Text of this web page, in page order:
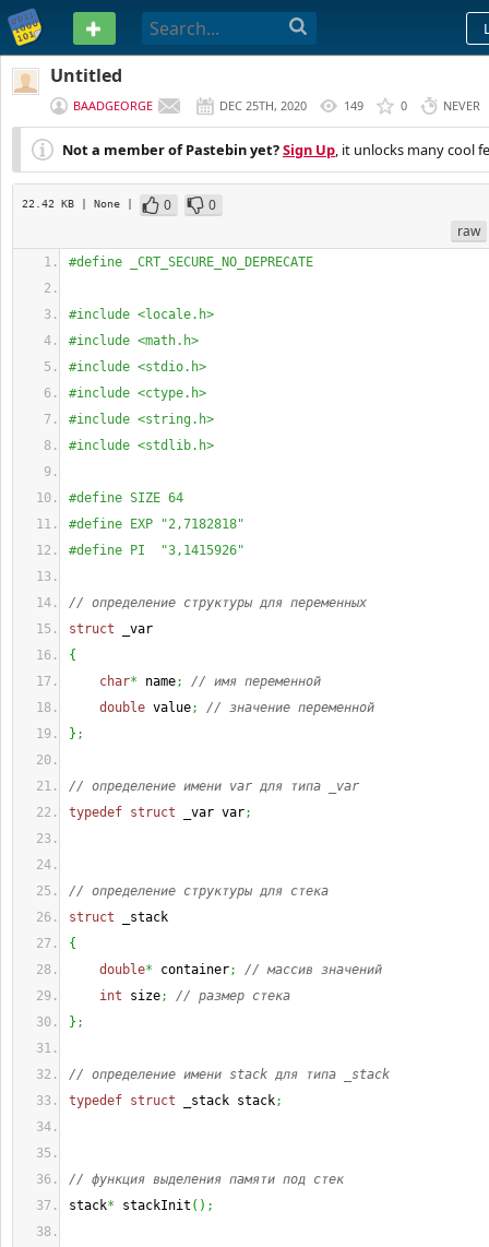
PASTEBIN
Untitled
BAADGEORGE DEC 25TH, 2020 149 0 NEVER
Not a member of Pastebin yet?Sign Up, it unlocks many cool
22.42 KB | None | 0
0
raw
#define _CRT_SECURE_NO_DEPRECATE
#include <locale.h>
#include <math.h>
#include <stdio.h>
#include <ctype.h>
#include <string.h>
#include <stdlib.h>
#define SIZE 64
#define EXP "2,7182818"
#define PI  "3,1415926"
// определение структуры для переменных
struct _var
{
char* name;
// имя переменной
double value;
// значение переменной
} ;
// определение имени var для типа _var
typedef struct _var var;
// определение структуры для стека
struct _stack
{
double* container;
// массив значений
int size;
// размер стека
} ;
// определение имени stack для типа _stack
typedef struct _stack stack;
// функция выделения памяти под стек
stack* stackInit ( ) ;